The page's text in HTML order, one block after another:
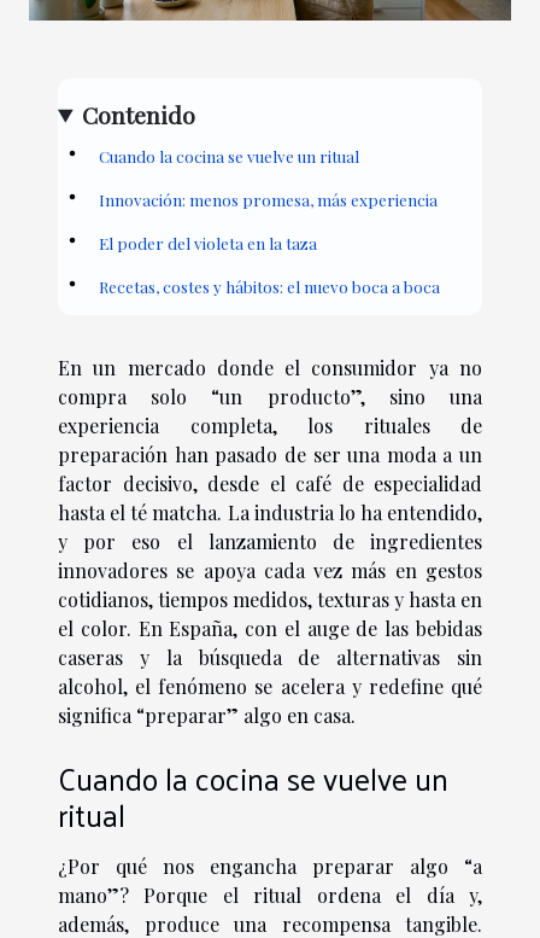
Contenido
Cuando la cocina se vuelve un ritual
Innovación: menos promesa, más experiencia
El poder del violeta en la taza
Recetas, costes y hábitos: el nuevo boca a boca
En un mercado donde el consumidor ya no
compra solo “un producto”, sino una
experiencia completa, los rituales de
preparación han pasado de ser una moda a un
factor decisivo, desde el café de especialidad
hasta el té matcha. La industria lo ha entendido,
y por eso el lanzamiento de ingredientes
innovadores se apoya cada vez más en gestos
cotidianos, tiempos medidos, texturas y hasta en
el color. En España, con el auge de las bebidas
caseras y la búsqueda de alternativas sin
alcohol, el fenómeno se acelera y redefine qué
significa “preparar” algo en casa.
Cuando la cocina se vuelve un
ritual
¿Por qué nos engancha preparar algo “a
mano”? Porque el ritual ordena el día y,
además, produce una recompensa tangible.